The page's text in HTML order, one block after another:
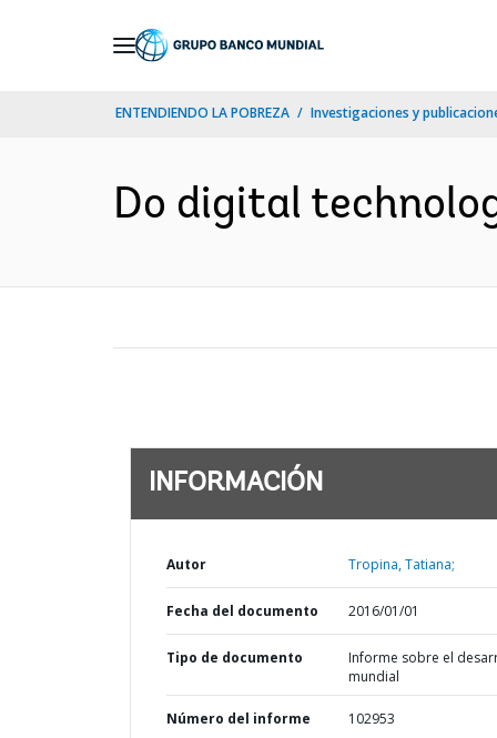
ENTENDIENDO LA POBREZA Investigaciones y
Do digital
INFORMACIÓN
Autor Tropina, Tatiana;
Fecha del documento 2016/01/01
Tipo de documento
Informe sobre el
mundial
Número del informe 102953